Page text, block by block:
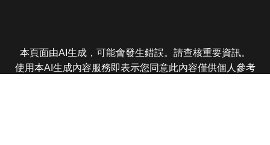
本頁面由AI生成，可能會發生錯誤。請查核重要資訊。
使用本AI生成內容服務即表示您同意此內容僅供個人參考